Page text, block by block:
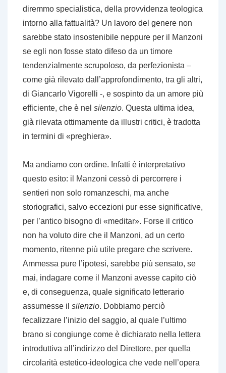
diremmo specialistica, della provvidenza teologica
intorno alla fattualità? Un lavoro del genere non
sarebbe stato insostenibile neppure per il Manzoni
se egli non fosse stato difeso da un timore
tendenzialmente scrupoloso, da perfezionista –
come già rilevato dall’approfondimento, tra gli altri,
di Giancarlo Vigorelli -, e sospinto da un amore più
efficiente, che è nel silenzio. Questa ultima idea,
già rilevata ottimamente da illustri critici, è tradotta
in termini di «preghiera».
Ma andiamo con ordine. Infatti è interpretativo
questo esito: il Manzoni cessò di percorrere i
sentieri non solo romanzeschi, ma anche
storiografici, salvo eccezioni pur esse significative,
per l’antico bisogno di «meditar». Forse il critico
non ha voluto dire che il Manzoni, ad un certo
momento, ritenne più utile pregare che scrivere.
Ammessa pure l’ipotesi, sarebbe più sensato, se
mai, indagare come il Manzoni avesse capito ciò
e, di conseguenza, quale significato letterario
assumesse il silenzio. Dobbiamo perciò
fecalizzare l’inizio del saggio, al quale l’ultimo
brano si congiunge come è dichiarato nella lettera
introduttiva all’indirizzo del Direttore, per quella
circolarità estetico-ideologica che vede nell’opera